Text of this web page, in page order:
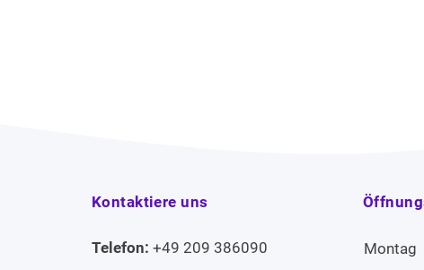
Kontaktiere uns
Telefon: +49 209 386090 Montag